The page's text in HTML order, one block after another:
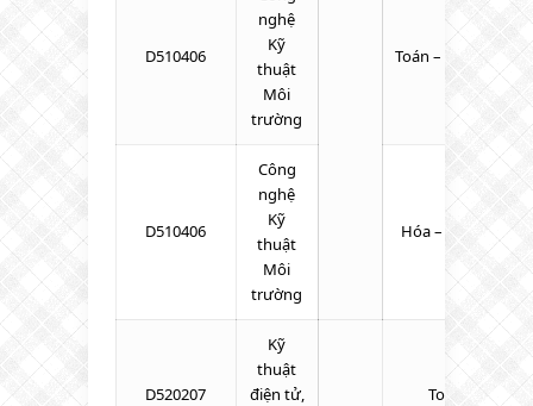
D510406
nghệ
Kỹ
thuật
Môi
trường
Toán – KHTN –
D510406
Công
nghệ
Kỹ
thuật
Môi
trường
Hóa – Toán –
D520207
Kỹ
thuật
điện tử,
Toán – Lý –